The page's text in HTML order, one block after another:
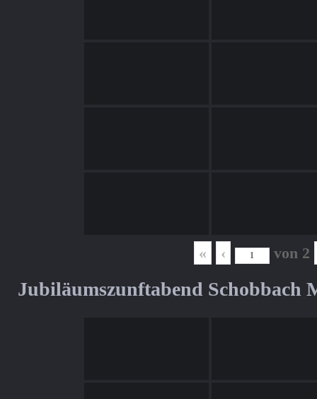
« ‹ von 2
Jubiläumszunftabend Schobbach